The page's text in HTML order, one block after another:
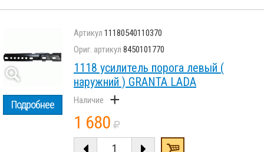
Подробнее
11180540110370
8450101770
1118 усилитель порога левый (
наружний ) GRANTA LADA
+
1 680